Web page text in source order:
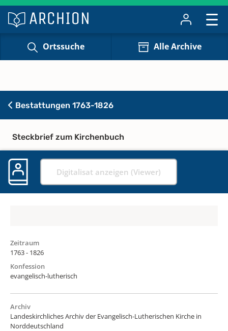
Ortssuche Alle Archive
Bestattungen 1763-1826
Steckbrief zum Kirchenbuch
Digitalisat anzeigen (Viewer)
Zeitraum
1763 - 1826
Konfession
evangelisch-lutherisch
Archiv
Landeskirchliches Archiv der Evangelisch-Lutherischen Kirche in
Norddeutschland